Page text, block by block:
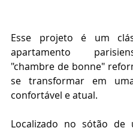
Esse projeto é um
apartamento
"chambre de bonne"
se transformar em
confortável e atual.
Localizado no sótão de